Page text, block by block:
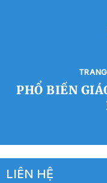
PHỔ BIẾN
LIÊN HỆ